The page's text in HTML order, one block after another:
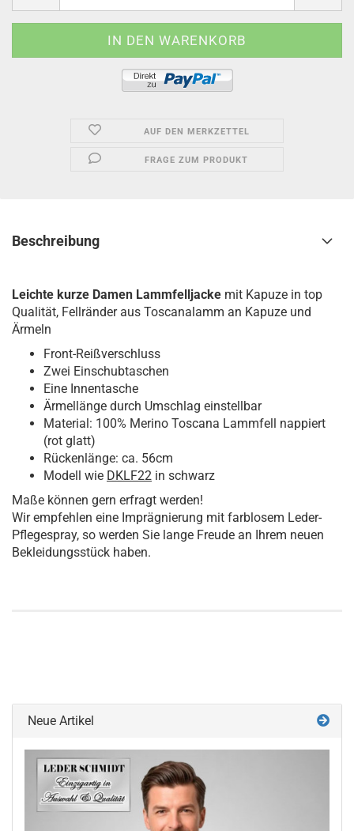
AUF DEN MERKZETTEL
FRAGE ZUM PRODUKT
Beschreibung
Leichte kurze Damen Lammfelljacke mit Kapuze in top
Qualität, Fellränder aus Toscanalamm an Kapuze und
Ärmeln
Front-Reißverschluss
Zwei Einschubtaschen
Eine Innentasche
Ärmellänge durch Umschlag einstellbar
Material: 100% Merino Toscana Lammfell nappiert
(rot glatt)
Rückenlänge: ca. 56cm
Modell wie DKLF22 in schwarz
Maße können gern erfragt werden!
Wir empfehlen eine Imprägnierung mit farblosem Leder-
Pflegespray, so werden Sie lange Freude an Ihrem neuen
Bekleidungsstück haben.
Neue Artikel